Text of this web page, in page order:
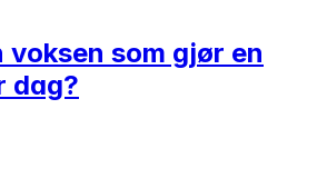
som gjør en
dag?